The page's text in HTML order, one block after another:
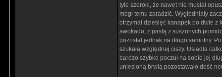
tyle szeroki, że nawet nie musiał
mógł temu zaradzić. Wygłodniały
otrzymał dziesięć kanapek po dwie z
awokado, z pastą z suszonych
pozostał jednak na długo samotny.
szukała względnej ciszy. Usiadła
bardzo szybko poczuł na sobie jej
uniesioną brwią pozostawało dość